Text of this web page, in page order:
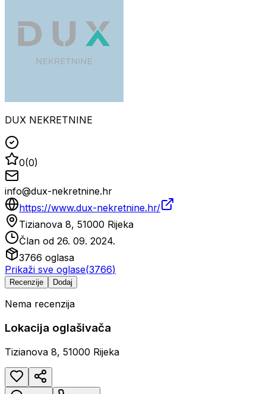
DUX NEKRETNINE
0(0)
info@dux-nekretnine.hr
https://www.dux-nekretnine.hr/
Tizianova 8, 51000 Rijeka
Član od 26. 09. 2024.
3766 oglasa
Prikaži sve oglase(3766)
Recenzije Dodaj
Nema recenzija
Lokacija oglašivača
Tizianova 8, 51000 Rijeka